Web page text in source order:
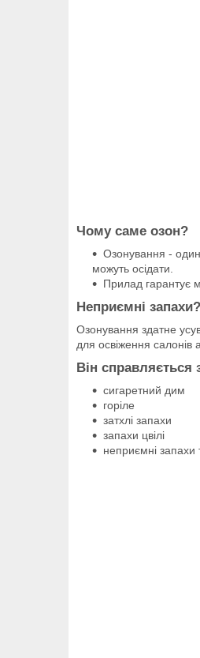
Чому саме озон?
Озонування - один
можуть осідати.
Прилад гарантує
Неприємні запахи?
Озонування здатне
для освіження салонів
Він
сигаретний дим
горіле
затхлі запахи
запахи цвілі
неприємні запахи